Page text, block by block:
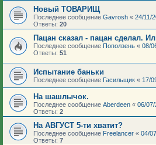
Новый ТОВАРИЩ
Последнее сообщение Gavrosh « 24/11/
Ответы: 20
Пацан сказал - пацан сделал.
Последнее сообщение Поползень « 08/
Ответы: 51
Испытание баньки
Последнее сообщение Гасильщик « 17/
На шашлычок.
Последнее сообщение Aberdeen « 06/
Ответы: 2
На АВГУСТ 5-ти хватит?
Последнее сообщение Freelancer « 04/
Ответы: 7